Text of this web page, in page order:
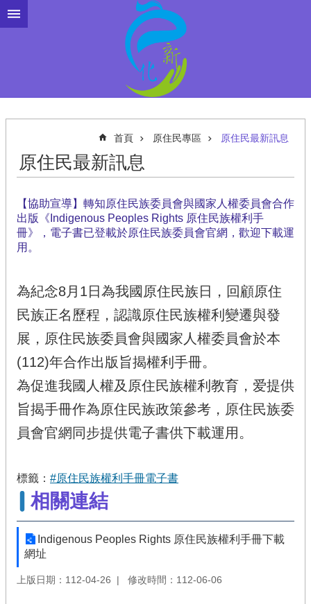
跳到主要內容區塊
首頁 原住民專區 原住民最新訊息
原住民最新訊息
【協助宣導】轉知原住民族委員會與國家人權委員會合作
出版《Indigenous Peoples Rights 原住民族權利手
冊》，電子書已登載於原住民族委員會官網，歡迎下載運
用。
為紀念8月1日為我國原住民族日，回顧原住
民族正名歷程，認識原住民族權利變遷與發
展，原住民族委員會與國家人權委員會於本
(112)年合作出版旨揭權利手冊。
為促進我國人權及原住民族權利教育，爱提供
旨揭手冊作為原住民族政策參考，原住民族委
員會官網同步提供電子書供下載運用。
標籤： #原住民族權利手冊電子書
相關連結
Indigenous Peoples Rights 原住民族權利手冊下載
網址
上版日期：112-04-26 修改時間：112-06-06